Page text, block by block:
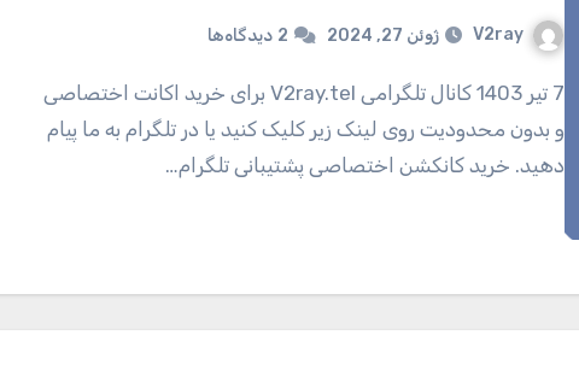
V2ray ژوئن 27, 2024 2 دیدگاه‌ها
7 تیر 1403 کانال تلگرامی V2ray.tel برای خرید اکانت اختصاصی
و بدون محدودیت روی لینک زیر کلیک کنید یا در تلگرام به ما پیام
دهید. خرید کانکشن اختصاصی پشتیبانی تلگرام…